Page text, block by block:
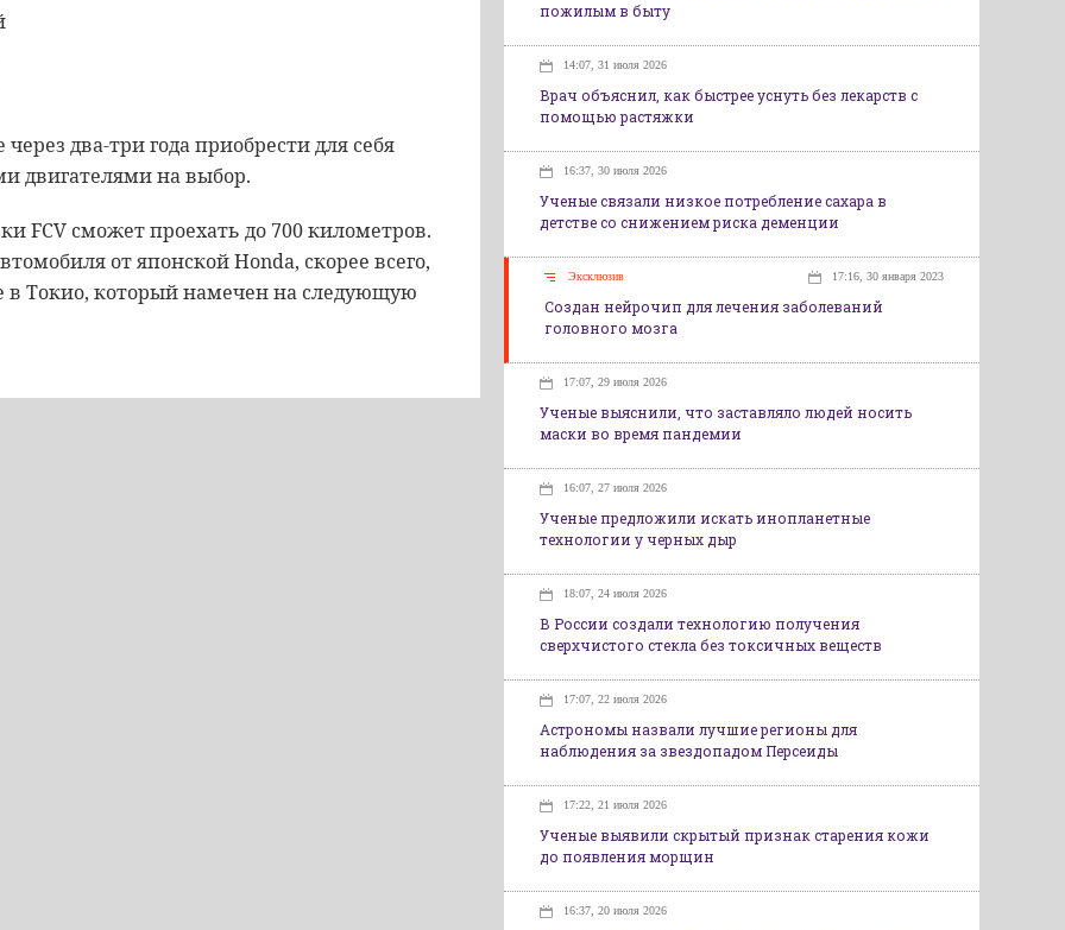
через два-тригодаприобрестидля себя
двигателяминавыбор.
FCV сможетпроехать до 700километров.
отяпонскойHonda, скорее всего,
в Токио, которыйнамеченна следующую
пожилым в быту
14:07, 31 июля 2026
Врач объяснил, как быстрее уснуть без лекарств с
помощью растяжки
16:37, 30 июля 2026
Ученые связали низкое потребление сахара в
детстве со снижением риска деменции
Эксклюзив 17:16, 30 января 2023
Создан нейрочип для лечения заболеваний
головного мозга
17:07, 29 июля 2026
Ученые выяснили, что заставляло людей носить
маски во время пандемии
16:07, 27 июля 2026
Ученые предложили искать инопланетные
технологии у черных дыр
18:07, 24 июля 2026
В России создали технологию получения
сверхчистого стекла без токсичных веществ
17:07, 22 июля 2026
Астрономы назвали лучшие регионы для
наблюдения за звездопадом Персеиды
17:22, 21 июля 2026
Ученые выявили скрытый признак старения кожи
до появления морщин
16:37, 20 июля 2026